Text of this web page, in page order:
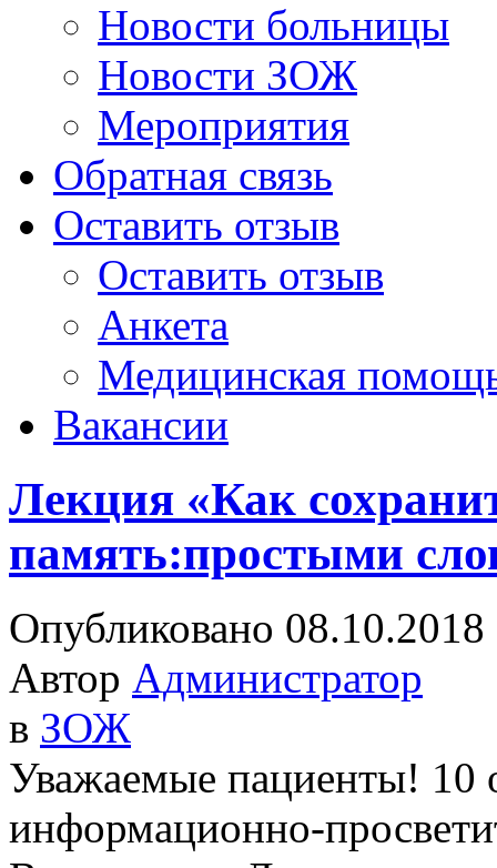
Новости больницы
Новости ЗОЖ
Мероприятия
Обратная связь
Оставить отзыв
Оставить отзыв
Анкета
Медицинская
Вакансии
Лекция «Как
память:простыми
Опубликовано 08.10.2018
Автор Администратор
в ЗОЖ
Уважаемые пациенты! 10
информационно-